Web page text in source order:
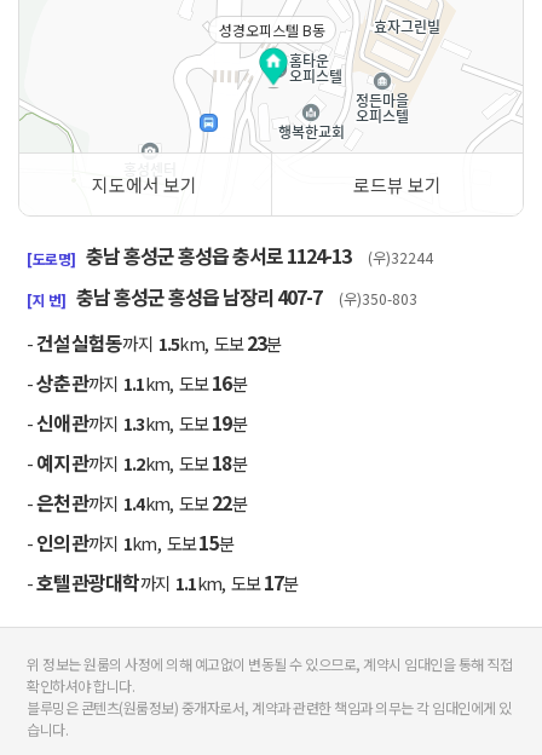
성경오피스텔 B동
지도에서 보기 로드뷰 보기
[도로명] 충남 홍성군 홍성읍 충서로 1124-13 (우)32244
[지 번] 충남 홍성군 홍성읍 남장리 407-7 (우)350-803
-건설실험동까지 1.5km, 도보23분
-상춘관까지 1.1km, 도보16분
-신애관까지 1.3km, 도보19분
-예지관까지 1.2km, 도보18분
-은천관까지 1.4km, 도보22분
-인의관까지 1km, 도보15분
-호텔관광대학까지 1.1km, 도보17분
위 정보는 원룸의 사정에 의해 예고없이 변동될 수 있으므로, 계약시 임대인을 통해 직접
확인하셔야 합니다.
블루밍은 콘텐츠(원룸정보) 중개자로서, 계약과 관련한 책임과 의무는 각 임대인에게 있
습니다.